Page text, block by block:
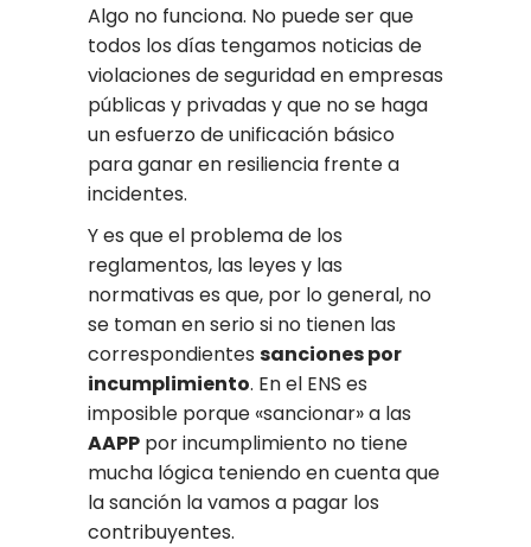
Algo no funciona. No puede ser que
todos los días tengamos noticias de
violaciones de seguridad en empresas
públicas y privadas y que no se haga
un esfuerzo de unificación básico
para ganar en resiliencia frente a
incidentes.
Y es que el problema de los
reglamentos, las leyes y las
normativas es que, por lo general, no
se toman en serio si no tienen las
correspondientes sanciones por
incumplimiento. En el ENS es
imposible porque «sancionar» a las
AAPP por incumplimiento no tiene
mucha lógica teniendo en cuenta que
la sanción la vamos a pagar los
contribuyentes.